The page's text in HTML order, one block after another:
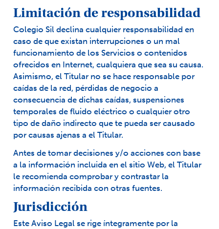
Limitación de responsabilidad
Colegio Sil declina cualquier responsabilidad en
caso de que existan interrupciones o un mal
funcionamiento de los Servicios o contenidos
ofrecidos en Internet, cualquiera que sea su causa.
Asimismo, el Titular no se hace responsable por
caídas de la red, pérdidas de negocio a
consecuencia de dichas caídas, suspensiones
temporales de fluido eléctrico o cualquier otro
tipo de daño indirecto que te pueda ser causado
por causas ajenas a el Titular.
Antes de tomar decisiones y/o acciones con base
a la información incluida en el sitio Web, el Titular
le recomienda comprobar y contrastar la
información recibida con otras fuentes.
Jurisdicción
Este Aviso Legal se rige íntegramente por la